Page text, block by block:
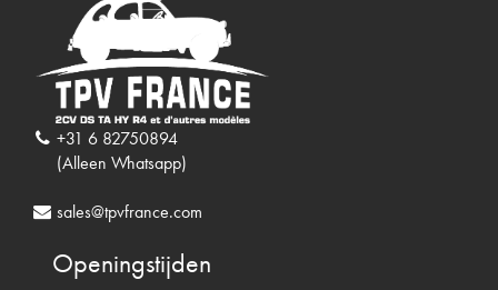
+31 6 82750894
(Alleen Whatsapp)
sales@tpvfrance.com
Openingstijden